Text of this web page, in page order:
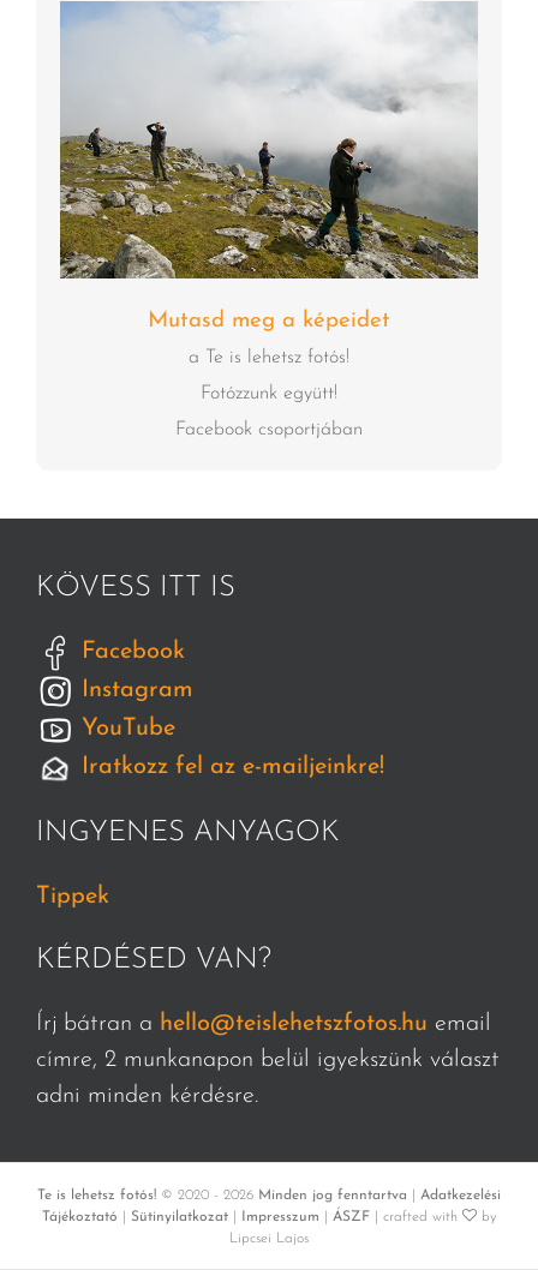
Mutasd meg a képeidet
a Te is lehetsz fotós!
Fotózzunk együtt!
Facebook csoportjában
KÖVESS ITT IS
Facebook
Instagram
YouTube
Iratkozz fel az e-mailjeinkre!
INGYENES ANYAGOK
Tippek
KÉRDÉSED VAN?
Írj bátran a hello@teislehetszfotos.hu email
címre, 2 munkanapon belül igyekszünk választ
adni minden kérdésre.
Te is lehetsz fotós! © 2020 - 2026 Minden jog fenntartva
Adatkezelési
Tájékoztató
Sütinyilatkozat Impresszum ÁSZF | crafted with
by
Lipcsei Lajos